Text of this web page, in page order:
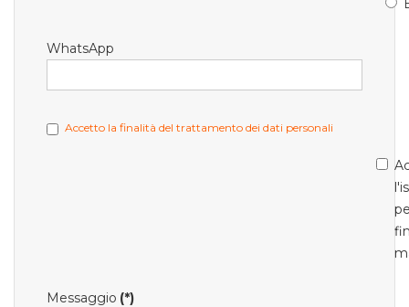
WhatsApp
Accetto la finalità del trattamento dei dati personali
Messaggio (*)